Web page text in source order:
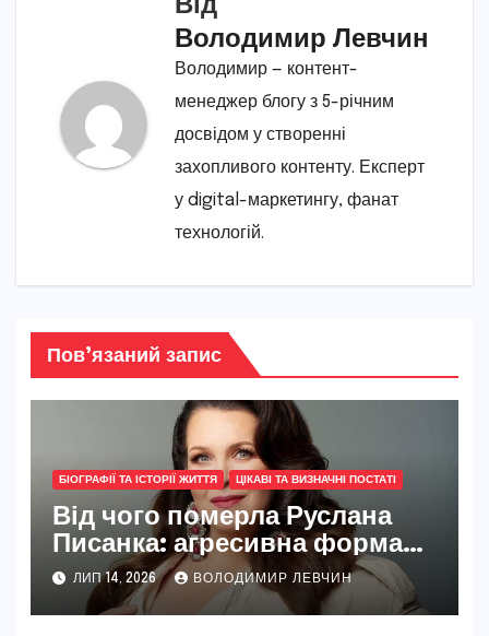
Володимир Левчин
Володимир — контент-
менеджер блогу з 5-річним
досвідом у створенні
захопливого контенту. Експерт
у digital-маркетингу, фанат
технологій.
Пов’язаний запис
БІОГРАФІЇ ТА ІСТОРІЇ ЖИТТЯ ЦІКАВІ ТА ВИЗНАЧНІ ПОСТАТІ
Від чого померла Руслана
Писанка: агресивна форма
раку, прихована боротьба та
шлях української зірки
ЛИП 14, 2026 ВОЛОДИМИР ЛЕВЧИН